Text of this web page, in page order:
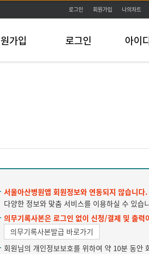
가기
기
로그인 회원가입 나의차트
가입 로그인 아이
서울아산병원앱 회원정보와 연동되지 않습니다.
다양한 정보와 맞춤 서비스를 이용하실 수 있습
의무기록사본은 로그인 없이 신청/결제 및 출력
의무기록사본발급 바로가기
회원님의 개인정보보호를 위하여 약 10분 동안